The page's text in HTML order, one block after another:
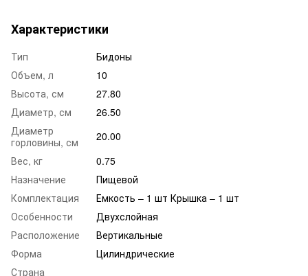
Характеристики
Тип
Бидоны
Объем, л
10
Высота, см
27.80
Диаметр, см
26.50
Диаметр
горловины, см
20.00
Вес, кг
0.75
Назначение
Пищевой
Комплектация
Емкость – 1 шт Крышка – 1 шт
Особенности
Двухслойная
Расположение
Вертикальные
Форма
Цилиндрические
Страна